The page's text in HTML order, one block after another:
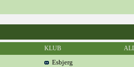
KLUB
Esbjerg